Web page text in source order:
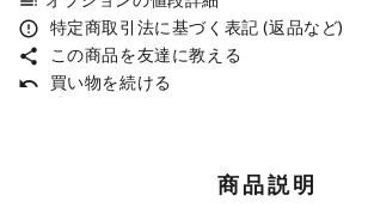
error_outline 特定商取引法に基づく表記 (返品など)
share この商品を友達に教える
undo 買い物を続ける
商品説明